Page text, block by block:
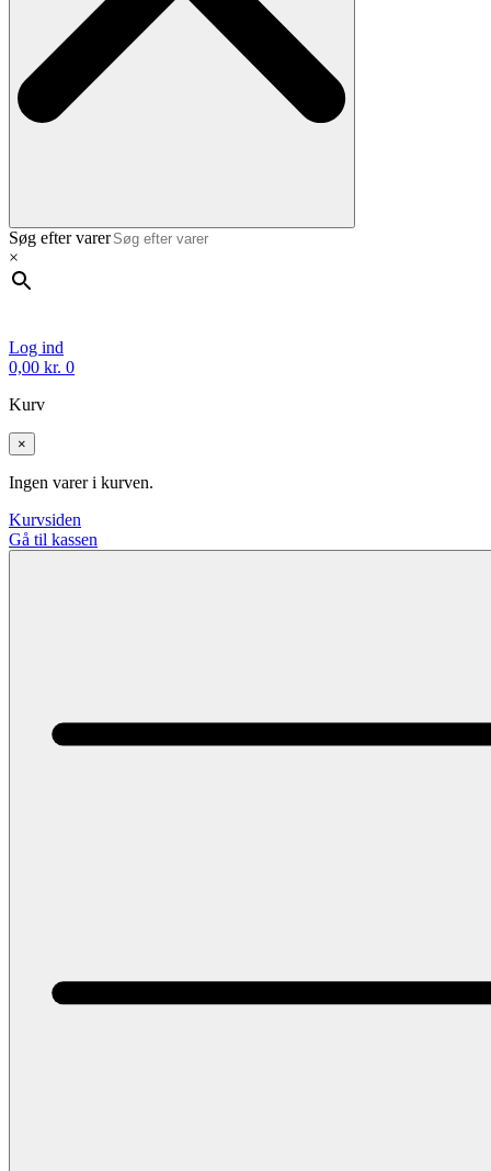
Søg efter varer
×
Log ind
0,00 kr. 0
Kurv
×
Ingen varer i kurven.
Kurvsiden
Gå til kassen